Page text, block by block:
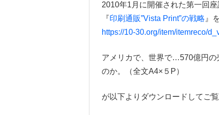
2010年1月に開催された第一回
『 印刷通販”Vista Print”の戦略』
https://10-30.org/item/itemreco/
アメリカで、世界で…570億円の
のか。（全文A4×５P）
が以下よりダウンロードしてご